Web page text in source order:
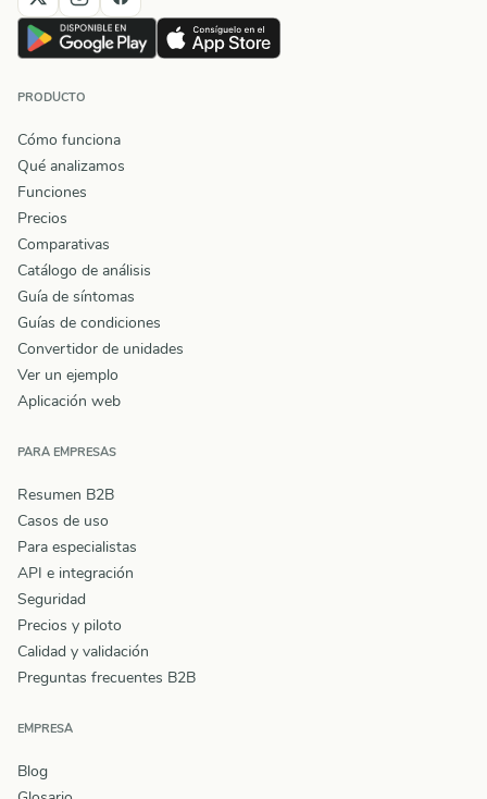
PRODUCTO
Cómo funciona
Qué analizamos
Funciones
Precios
Comparativas
Catálogo de análisis
Guía de síntomas
Guías de condiciones
Convertidor de unidades
Ver un ejemplo
Aplicación web
PARA EMPRESAS
Resumen B2B
Casos de uso
Para especialistas
API e integración
Seguridad
Precios y piloto
Calidad y validación
Preguntas frecuentes B2B
EMPRESA
Blog